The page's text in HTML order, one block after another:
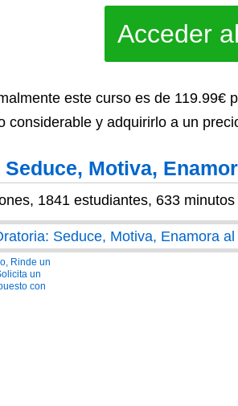
Acceder
este curso es de 119.99€
considerable y adquirirlo a un
Motiva,
1841 estudiantes, 633
Rinde un
un
con